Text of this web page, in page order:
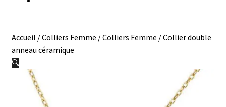
Bracelets Femme
Colliers Femme
Pendentifs
Accueil /Colliers Femme /Colliers Femme /Collier double
anneau céramique
🔍